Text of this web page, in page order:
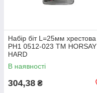
Набір біт L=25мм хрестова
PH1 0512-023 ТМ HORSAY
HARD
В наявності
304,38 ₴